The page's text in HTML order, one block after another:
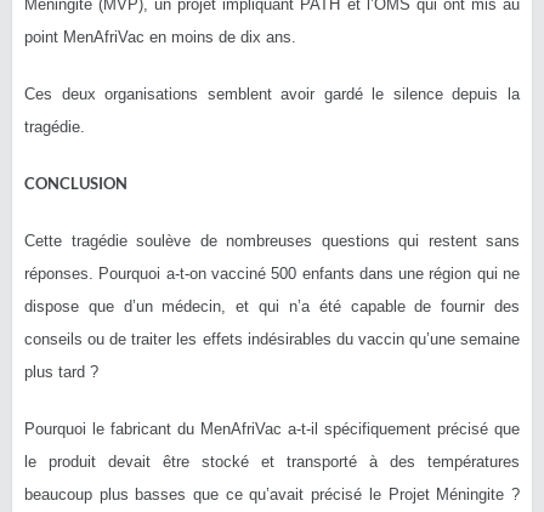
Méningite (MVP), un projet impliquant PATH et l’OMS qui ont mis au
point MenAfriVac en moins de dix ans.
Ces deux organisations semblent avoir gardé le silence depuis la
tragédie.
CONCLUSION
Cette tragédie soulève de nombreuses questions qui restent sans
réponses. Pourquoi a-t-on vacciné 500 enfants dans une région qui ne
dispose que d’un médecin, et qui n’a été capable de fournir des
conseils ou de traiter les effets indésirables du vaccin qu’une semaine
plus tard ?
Pourquoi le fabricant du MenAfriVac a-t-il spécifiquement précisé que
le produit devait être stocké et transporté à des températures
beaucoup plus basses que ce qu’avait précisé le Projet Méningite ?